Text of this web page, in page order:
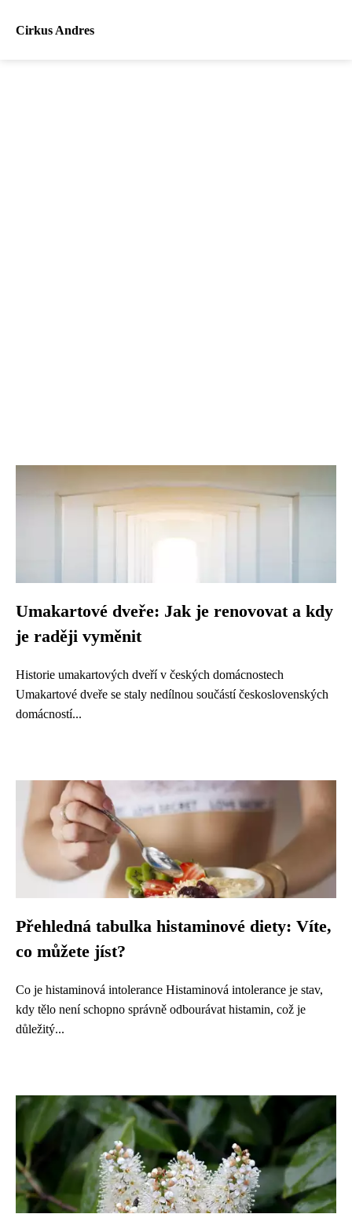
Cirkus Andres
Umakartové dveře: Jak je renovovat a kdy
je raději vyměnit
Historie umakartových dveří v českých domácnostech
Umakartové dveře se staly nedílnou součástí československých
domácností...
Přehledná tabulka histaminové diety: Víte,
co můžete jíst?
Co je histaminová intolerance Histaminová intolerance je stav,
kdy tělo není schopno správně odbourávat histamin, což je
důležitý...